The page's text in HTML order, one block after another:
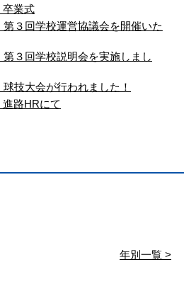
業式
３回学校運営協議会を開催いた
３回学校説明会を実施しまし
技大会が行われました！
路HRにて
年別一覧 >